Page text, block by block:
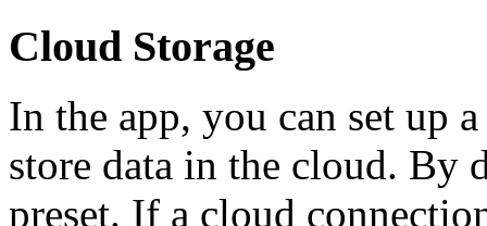
Cloud Storage
In the app, you can set up
store data in the cloud. By
preset. If a cloud